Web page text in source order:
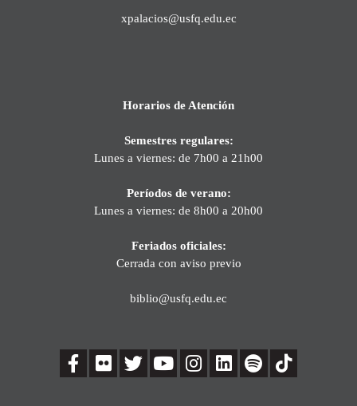
xpalacios@usfq.edu.ec
Horarios de Atención
Semestres regulares:
Lunes a viernes: de 7h00 a 21h00
Períodos de verano:
Lunes a viernes: de 8h00 a 20h00
Feriados oficiales:
Cerrada con aviso previo
biblio@usfq.edu.ec